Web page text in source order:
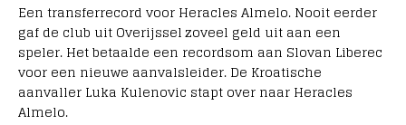
Een transferrecord voor Heracles Almelo. Nooit eerder
gaf de club uit Overijssel zoveel geld uit aan een
speler. Het betaalde een recordsom aan Slovan Liberec
voor een nieuwe aanvalsleider. De Kroatische
aanvaller Luka Kulenovic stapt over naar Heracles
Almelo.